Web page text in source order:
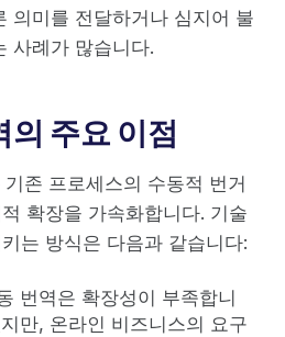
의미를 전달하거나 심지어 불
사례가 많습니다.
의 주요 이점
기존 프로세스의 수동적 번거
확장을 가속화합니다. 기술
는 방식은 다음과 같습니다:
번역은 확장성이 부족합니
만, 온라인 비즈니스의 요구